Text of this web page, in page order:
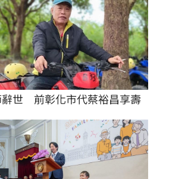
世　前彰化市代蔡裕昌享壽